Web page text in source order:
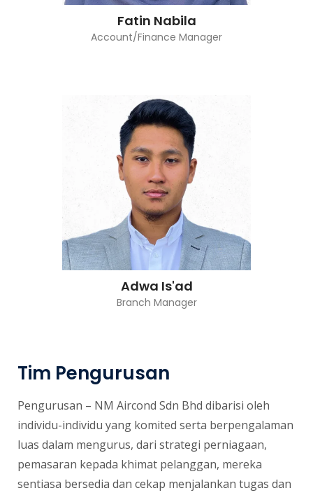
Fatin Nabila
Account/Finance Manager
Adwa Is'ad
Branch Manager
Tim Pengurusan
Pengurusan – NM Aircond Sdn Bhd dibarisi oleh
individu-individu yang komited serta berpengalaman
luas dalam mengurus, dari strategi perniagaan,
pemasaran kepada khimat pelanggan, mereka
sentiasa bersedia dan cekap menjalankan tugas dan